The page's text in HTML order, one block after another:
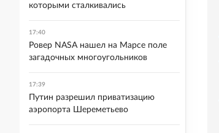
которыми сталкивались
17:40
Ровер NASA нашел на Марсе поле
загадочных многоугольников
17:39
Путин разрешил приватизацию
аэропорта Шереметьево